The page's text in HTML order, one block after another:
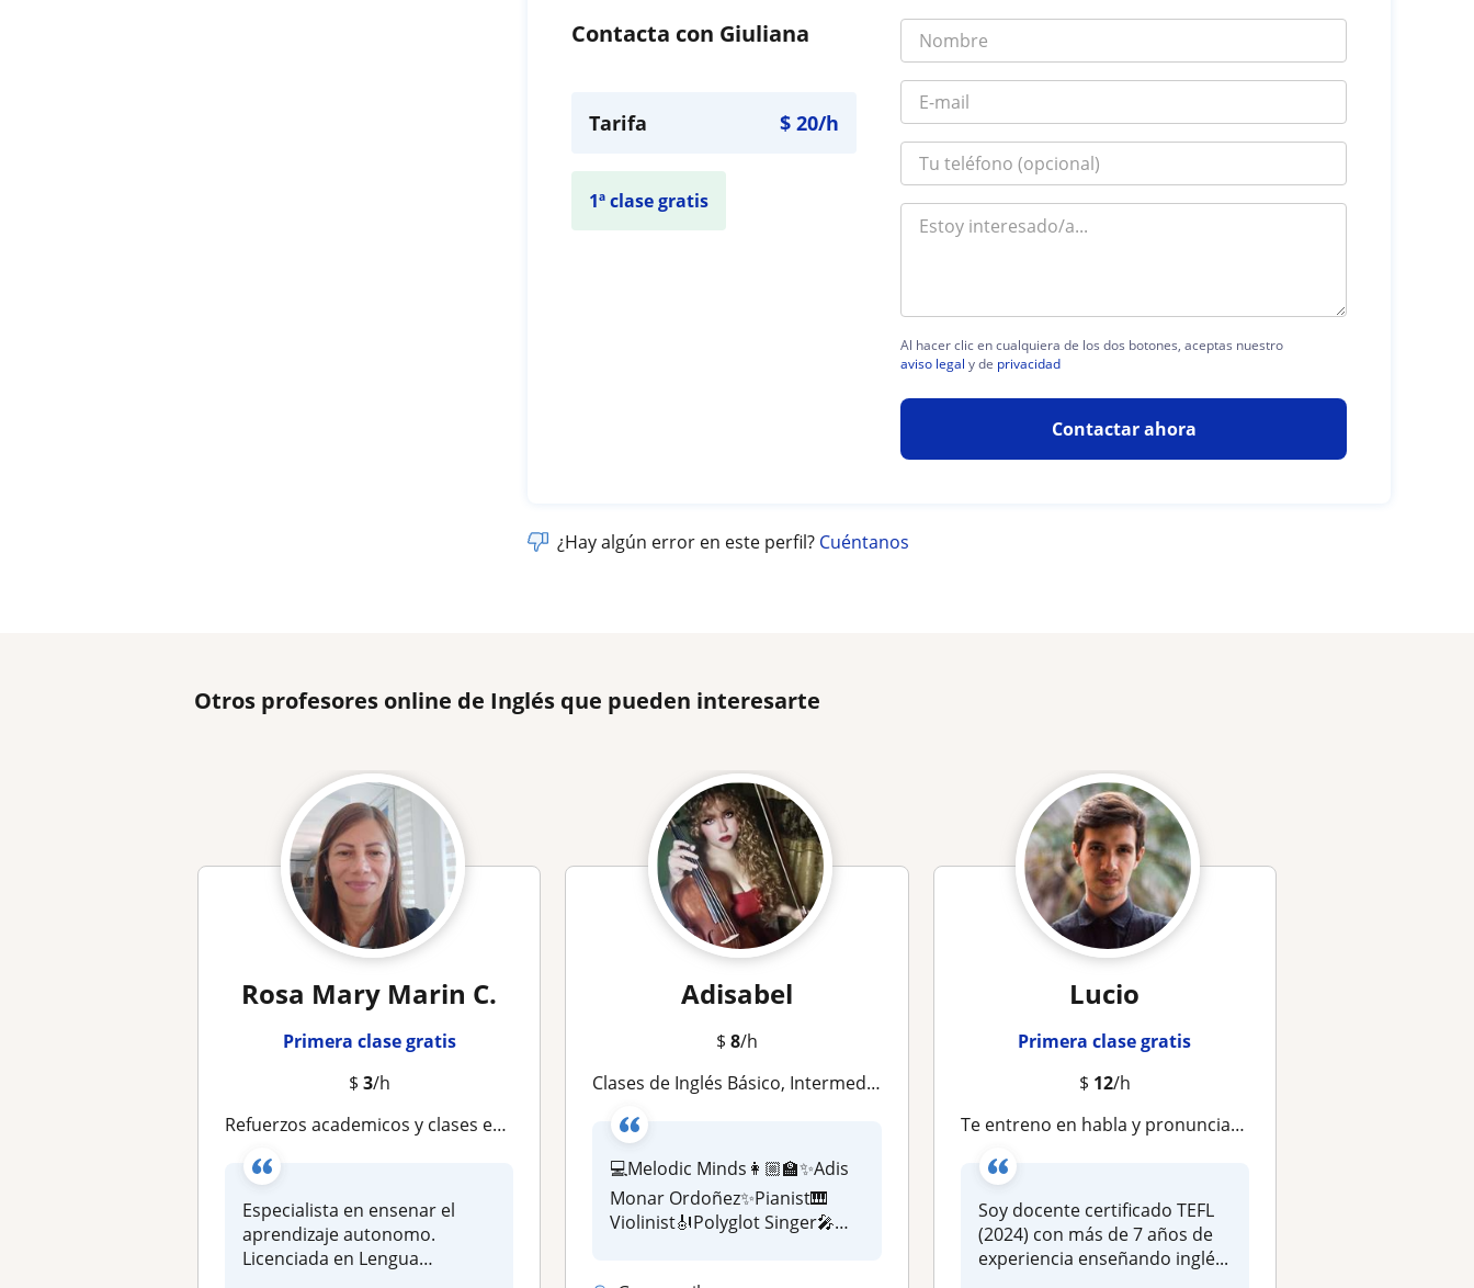
Contacta con Giuliana
Tarifa $20/h
1ª clase gratis
Al hacer clic en cualquiera de los dos botones, aceptas nuestro
aviso legal y de privacidad
Contactar ahora
¿Hay algún error en este perfil? Cuéntanos
Otros profesores online de Inglés que pueden interesarte
Rosa Mary Marin C.
Primera clase gratis
$ 3/h
Refuerzos academicos y clases en linea
Especialista en ensenar el
aprendizaje autonomo.
Licenciada en Lengua
Adisabel
$ 8/h
Clases de Inglés Básico, Intermedio y Avanzado
💻Melodic Minds👩🏼‍🏫✨Adis
Monar Ordoñez✨Pianist🎹
Violinist🎻Polyglot Singer🎤
Lucio
Primera clase gratis
$ 12/h
Te entreno en habla y pronunciación | 7+ años de XP | Ideal adultos | IELTS, Cambridge, ingresos
Soy docente certificado TEFL
(2024) con más de 7 años de
experiencia enseñando inglé...